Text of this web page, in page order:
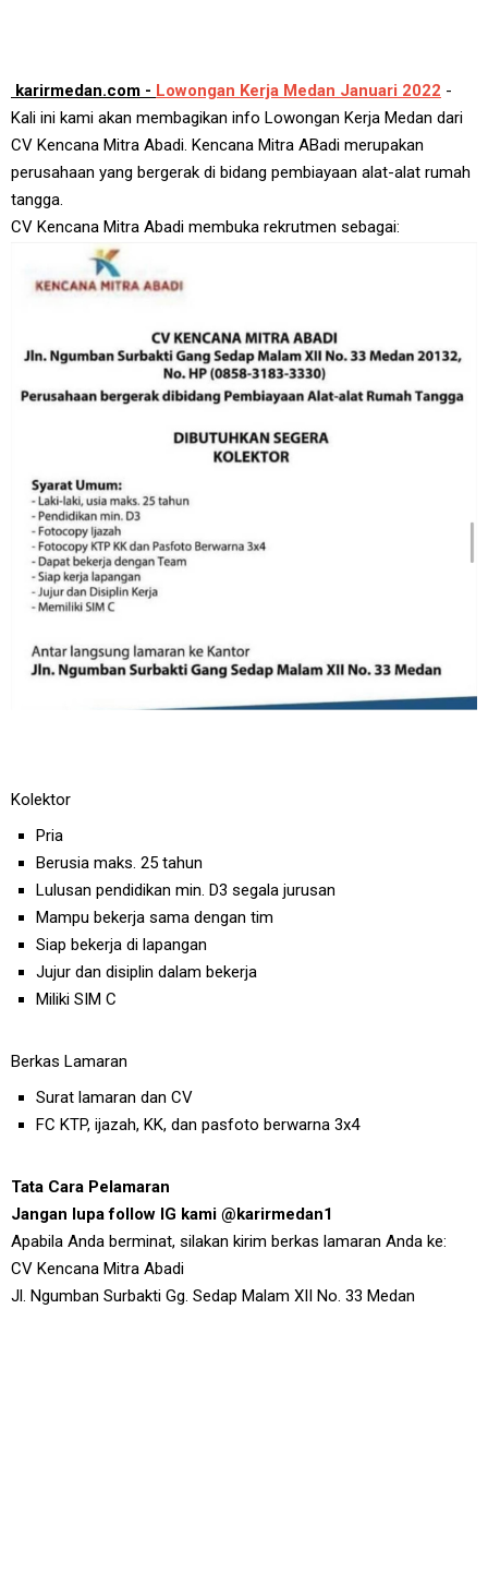
karirmedan.com - Lowongan Kerja Medan Januari 2022 -
Kali ini kami akan membagikan info Lowongan Kerja Medan dari
CV Kencana Mitra Abadi. Kencana Mitra ABadi merupakan
perusahaan yang bergerak di bidang pembiayaan alat-alat rumah
tangga.
CV Kencana Mitra Abadi membuka rekrutmen sebagai:
Kolektor
Pria
Berusia maks. 25 tahun
Lulusan pendidikan min. D3 segala jurusan
Mampu bekerja sama dengan tim
Siap bekerja di lapangan
Jujur dan disiplin dalam bekerja
Miliki SIM C
Berkas Lamaran
Surat lamaran dan CV
FC KTP, ijazah, KK, dan pasfoto berwarna 3x4
Tata Cara Pelamaran
Jangan lupa follow IG kami @karirmedan1
Apabila Anda berminat, silakan kirim berkas lamaran Anda ke:
CV Kencana Mitra Abadi
Jl. Ngumban Surbakti Gg. Sedap Malam XII No. 33 Medan